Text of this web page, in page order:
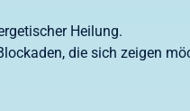
Heilung.
die sich zeigen